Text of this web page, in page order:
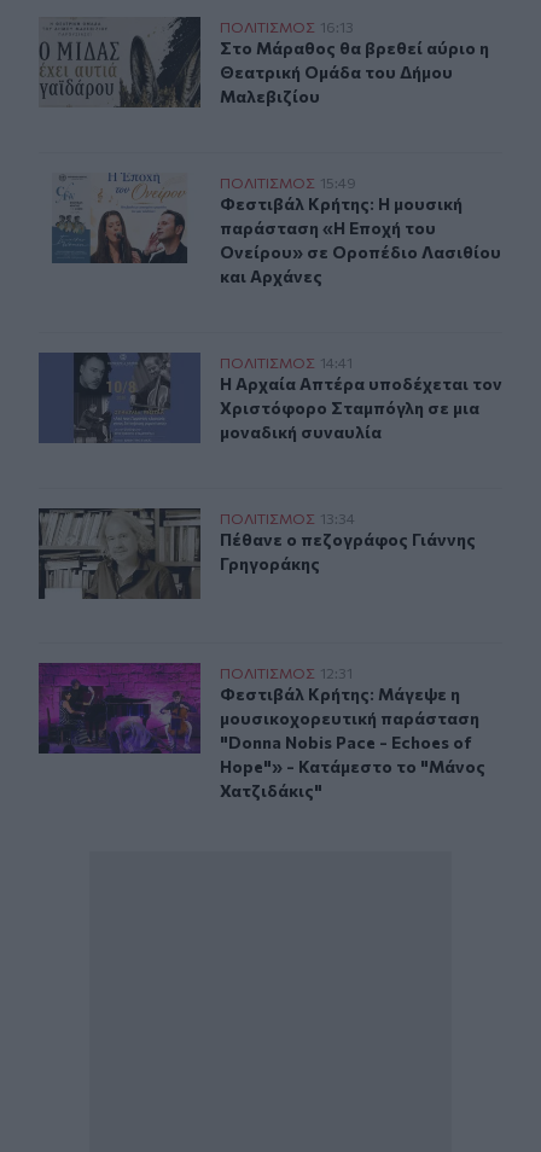
Στο Μάραθος θα βρεθεί αύριο η Θεατρική Ομάδα του
ΠΟΛΙΤΙΣΜΟΣ 16:13
Στο Μάραθος θα βρεθεί αύριο η
Στο Μάραθος θα βρεθεί αύριο η
Θεατρική Ομάδα του Δήμου
Μαλεβιζίου
Φεστιβάλ Κρήτης: Η μουσική παράσταση «Η Εποχή
ΠΟΛΙΤΙΣΜΟΣ 15:49
Φεστιβάλ Κρήτης: Η μουσική
Φεστιβάλ Κρήτης: Η μουσική
παράσταση «Η Εποχή του
Ονείρου» σε Οροπέδιο Λασιθίου
και Αρχάνες
Μουσική βραδιά στην Αρχαία Απτέρα με τον
ΠΟΛΙΤΙΣΜΟΣ 14:41
Η Αρχαία Απτέρα υποδέχεται τον
Η Αρχαία Απτέρα υποδέχεται τον
Χριστόφορο Σταμπόγλη σε μια
μοναδική συναυλία
Πέθανε ο πεζογράφος Γιάννης Γρηγοράκης
ΠΟΛΙΤΙΣΜΟΣ 13:34
Πέθανε ο πεζογράφος Γιάννης
Πέθανε ο πεζογράφος Γιάννης
Γρηγοράκης
Φεστιβάλ Κρήτης: Μάγεψε η μουσικοχορευτική
ΠΟΛΙΤΙΣΜΟΣ 12:31
Φεστιβάλ Κρήτης: Μάγεψε η
Φεστιβάλ Κρήτης: Μάγεψε η
μουσικοχορευτική παράσταση
"Donna Nobis Pace - Echoes of
Hope"» - Κατάμεστο το "Μάνος
Χατζιδάκις"